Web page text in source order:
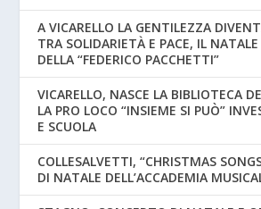
A VICARELLO LA GENTILEZZA
TRA SOLIDARIETÀ E PACE, IL
DELLA “FEDERICO PACCHETTI”
VICARELLO, NASCE LA BIBLIOTECA
LA PRO LOCO “INSIEME SI PUÒ”
E SCUOLA
COLLESALVETTI, “CHRISTMAS
DI NATALE DELL’ACCADEMIA